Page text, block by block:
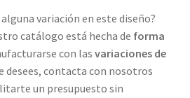
variación en este diseño?
catálogo está hecha de forma
con lasvariaciones de
desees, contacta con nosotros
un presupuesto sin